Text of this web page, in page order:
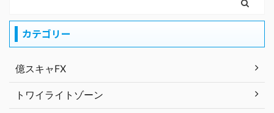
カテゴリー
億スキャFX
トワイライトゾーン